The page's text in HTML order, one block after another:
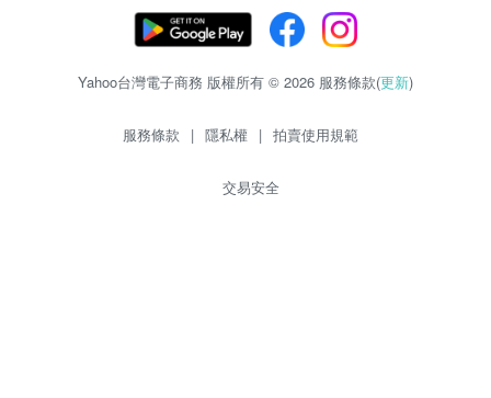
Yahoo台灣電子商務 版權所有 © 2026 服務條款(更新)
服務條款 | 隱私權 | 拍賣使用規範
交易安全